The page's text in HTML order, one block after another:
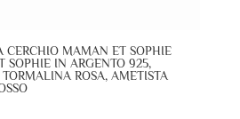
CERCHIO MAMAN ET SOPHIE
SOPHIE IN ARGENTO 925,
ROSA, AMETISTA